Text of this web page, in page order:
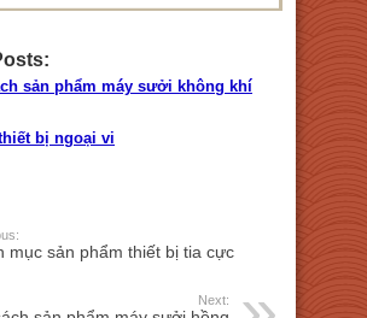
sản phẩm máy sưởi không khí
bị ngoại vi
mục sản phẩm thiết bị tia cực
Next: